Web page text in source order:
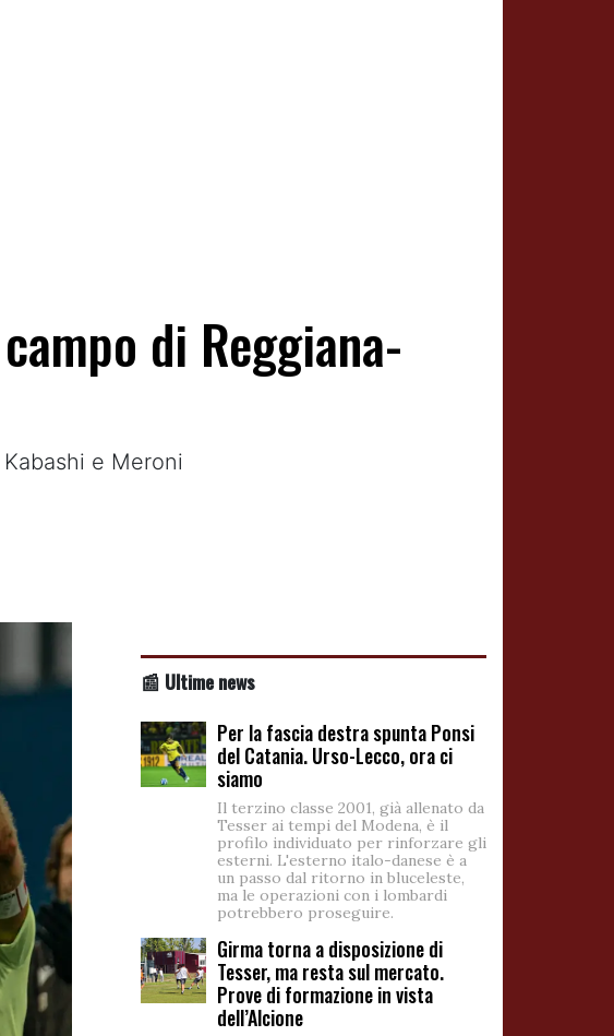
di Reggiana-
e Meroni
📰 Ultime news
Per la fascia destra spunta Ponsi
del Catania. Urso-Lecco, ora ci
siamo
Il terzino classe 2001, già allenato da
Tesser ai tempi del Modena, è il
profilo individuato per rinforzare gli
esterni. L'esterno italo-danese è a
un passo dal ritorno in bluceleste,
ma le operazioni con i lombardi
potrebbero proseguire.
Girma torna a disposizione di
Tesser, ma resta sul mercato.
Prove di formazione in vista
dell’Alcione